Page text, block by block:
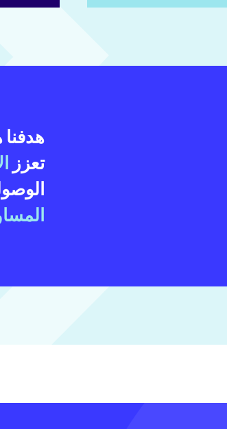
هدفنا
تعزز